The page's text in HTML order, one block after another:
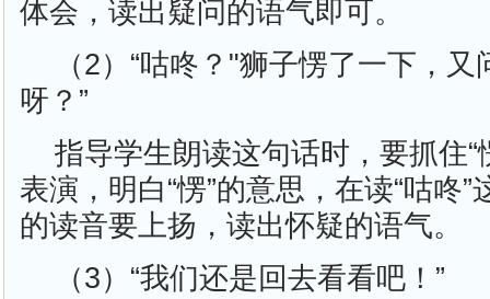
体会，读出疑问的语气即可。
（2）“咕咚？"狮子愣了一下，
呀？”
指导学生朗读这句话时，要抓住“
表演，明白“愣”的意思，在读“咕咚”
的读音要上扬，读出怀疑的语气。
（3）“我们还是回去看看吧！”